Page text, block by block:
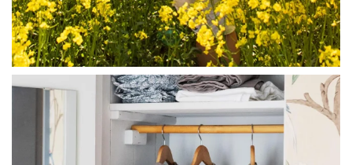
linliving
Jul 23